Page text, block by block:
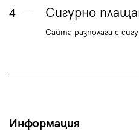
4 Сигурно
Сайта разполага с
Информация